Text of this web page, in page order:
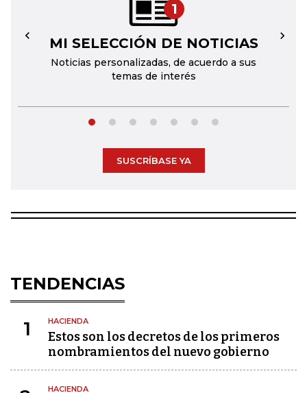
1
MI SELECCIÓN DE NOTICIAS
Noticias personalizadas, de acuerdo a sus
temas de interés
← →
SUSCRÍBASE YA
TENDENCIAS
1 HACIENDA
Estos son los decretos de los primeros
nombramientos del nuevo gobierno
HACIENDA